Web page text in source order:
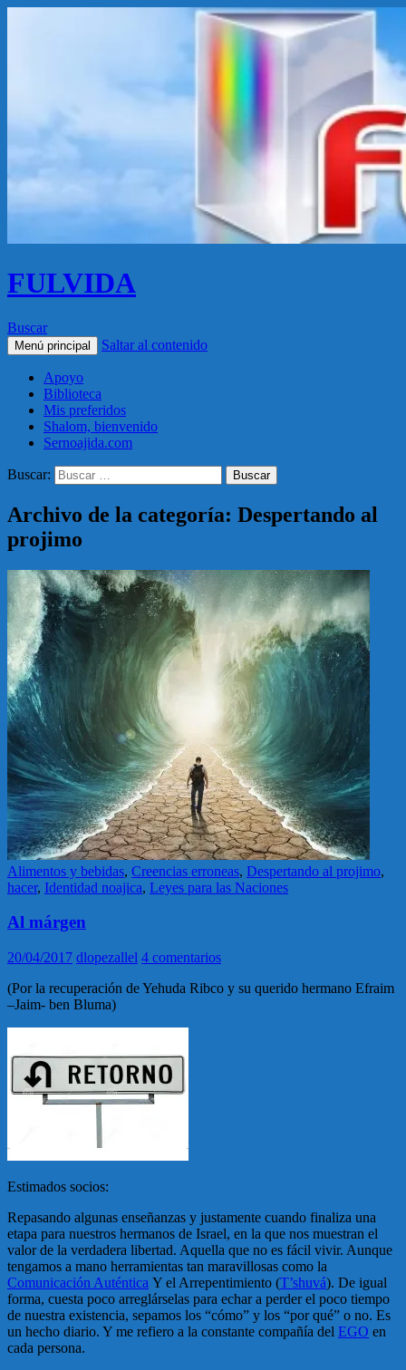
FULVIDA
Buscar
Menú principal Saltar al contenido
Apoyo
Biblioteca
Mis preferidos
Shalom, bienvenido
Sernoajida.com
Buscar:
Archivo de la categoría: Despertando al
projimo
Alimentos y bebidas, Creencias erroneas, Despertando al projimo,
hacer, Identidad noajica, Leyes para las Naciones
Al márgen
20/04/2017 dlopezallel 4 comentarios
(Por la recuperación de Yehuda Ribco y su querido hermano Efraim
–Jaim- ben Bluma)
Estimados socios:
Repasando algunas enseñanzas y justamente cuando finaliza una
etapa para nuestros hermanos de Israel, en la que nos muestran el
valor de la verdadera libertad. Aquella que no es fácil vivir. Aunque
tengamos a mano herramientas tan maravillosas como la
Comunicación Auténtica Y el Arrepentimiento (T’shuvá). De igual
forma, cuesta poco arreglárselas para echar a perder el poco tiempo
de nuestra existencia, sepamos los “cómo” y los “por qué” o no. Es
un hecho diario. Y me refiero a la constante compañía del EGO en
cada persona.